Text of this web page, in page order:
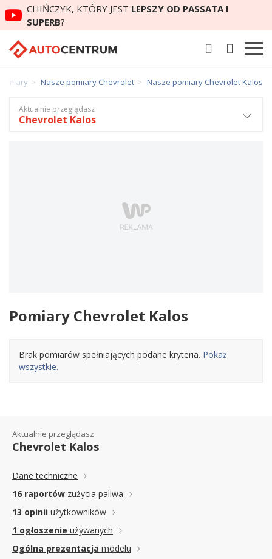
CHIŃCZYK, KTÓRY JEST LEPSZY OD PASSATA I
SUPERB?
Nasze pomiary Chevrolet Nasze pomiary Chevrolet Kalos
Pomiary Chevrolet Kalos
Brak pomiarów spełniających podane kryteria. Pokaż
wszystkie.
Aktualnie przeglądasz
Chevrolet Kalos
Aktualnie przeglądasz
Chevrolet Kalos
Dane techniczne
16 raportów zużycia paliwa
13 opinii użytkowników
1 ogłoszenie używanych
Ogólna prezentacja modelu